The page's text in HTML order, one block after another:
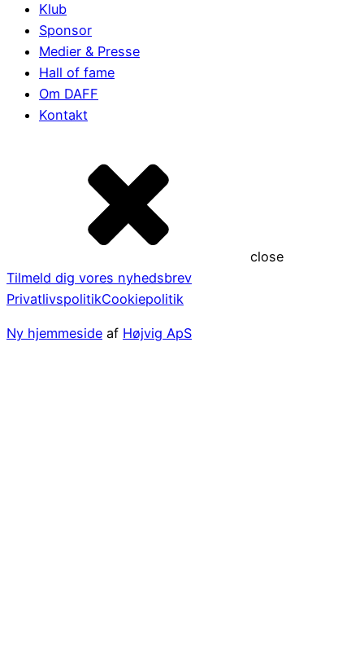
Klub
Sponsor
Medier & Presse
Hall of fame
Om DAFF
Kontakt
close
Tilmeld dig vores nyhedsbrev
PrivatlivspolitikCookiepolitik
Ny hjemmeside af Højvig ApS